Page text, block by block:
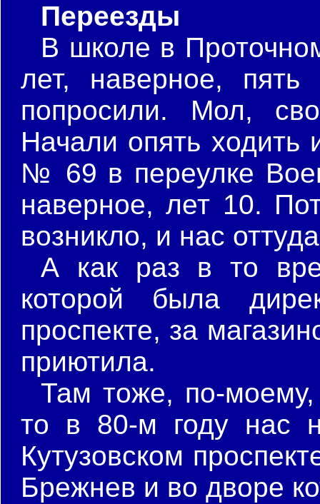
Переезды
В школе в
лет, наверное,
попросили. Мол,
Начали опять
№ 69 в переулке
наверное, лет 10.
возникло, и нас
А как раз в то
которой была
проспекте, за
приютила.
Там тоже, по-моему,
то в 80-м году нас
Кутузовском
Брежнев и во дворе